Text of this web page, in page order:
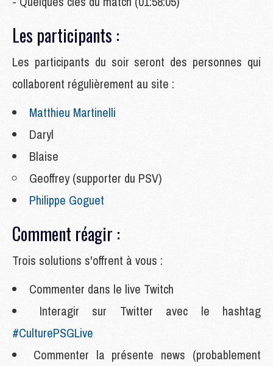
Les participants :
Les participants du soir seront des personnes qui
collaborent régulièrement au site :
Matthieu Martinelli
Daryl
Blaise
Geoffrey (supporter du PSV)
Philippe Goguet
Comment réagir :
Trois solutions s'offrent à vous :
Commenter dans le live Twitch
Interagir sur Twitter avec le hashtag
#CulturePSGLive
Commenter la présente news (probablement